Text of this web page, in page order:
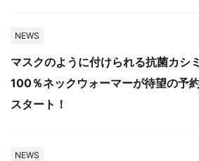
NEWS
マスクのように付けられる抗菌カシ
100％ネックウォーマーが待望の予
スタート！
NEWS